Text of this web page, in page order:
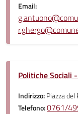
Email:
Politiche Sociali
Indirizzo:Piazza
Telefono:0761/